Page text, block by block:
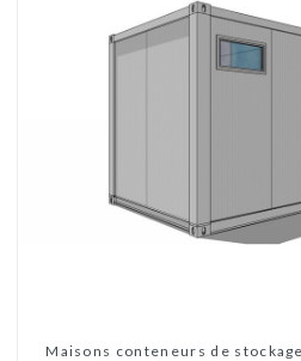
Maisons conteneurs de